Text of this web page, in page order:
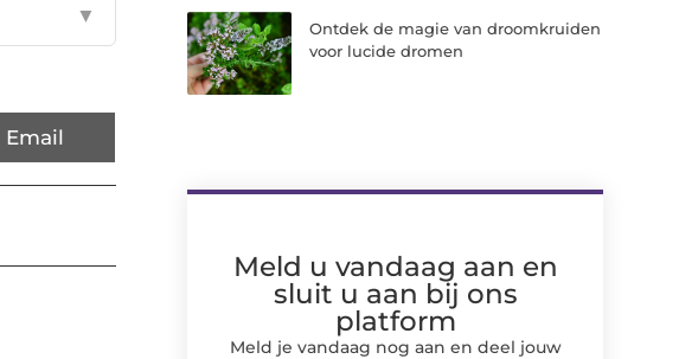
▼
Email
Ontdek de magie van droomkruiden
voor lucide dromen
Meld u vandaag aan en
sluit u aan bij ons
platform
Meld je vandaag nog aan en deel jouw